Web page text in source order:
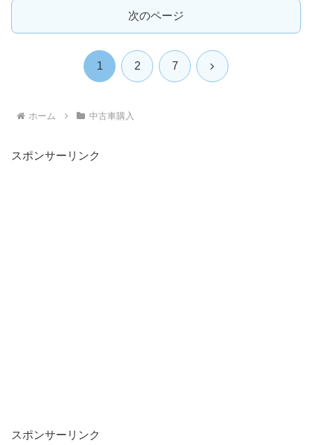
次のページ
1 2 7 次
ホーム 中古車購入
スポンサーリンク
スポンサーリンク